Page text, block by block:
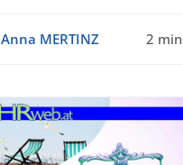
Anna MERTINZ 2 min